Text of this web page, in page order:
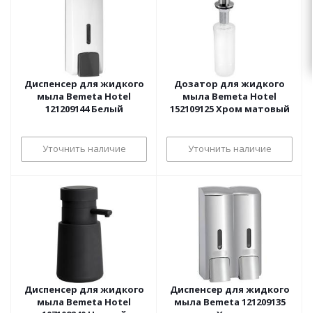
Диспенсер для жидкого
мыла Bemeta Hotel
121209144 Белый
Уточнить наличие
Дозатор для жидкого
мыла Bemeta Hotel
152109125 Хром матовый
Уточнить наличие
Диспенсер для жидкого
мыла Bemeta Hotel
Диспенсер для жидкого
мыла Bemeta 121209135